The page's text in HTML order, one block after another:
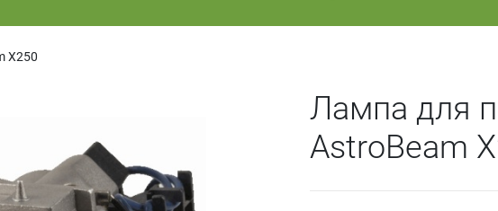
X250
Лампа для
AstroBeam